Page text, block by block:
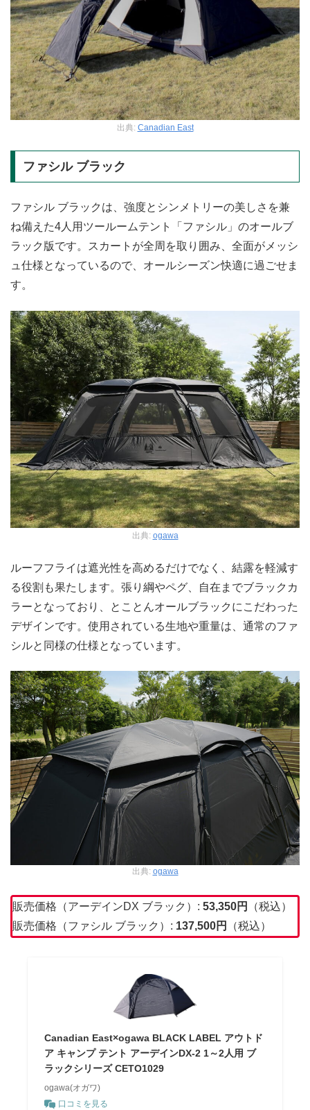
出典: Canadian East
ファシル ブラック
ファシル ブラックは、強度とシンメトリーの美しさを兼
ね備えた4人用ツールームテント「ファシル」のオールブ
ラック版です。スカートが全周を取り囲み、全面がメッシ
ュ仕様となっているので、オールシーズン快適に過ごせま
す。
出典: ogawa
ルーフフライは遮光性を高めるだけでなく、結露を軽減す
る役割も果たします。張り綱やペグ、自在までブラックカ
ラーとなっており、とことんオールブラックにこだわった
デザインです。使用されている生地や重量は、通常のファ
シルと同様の仕様となっています。
出典: ogawa
販売価格（アーデインDX ブラック）: 53,350円
（税込）
販売価格（ファシル ブラック）: 137,500円 （税込）
Canadian East×ogawa BLACK LABEL アウトド
ア キャンプ テント アーデインDX-2 1～2人用 ブ
ラックシリーズ CETO1029
ogawa(オガワ)
口コミを見る